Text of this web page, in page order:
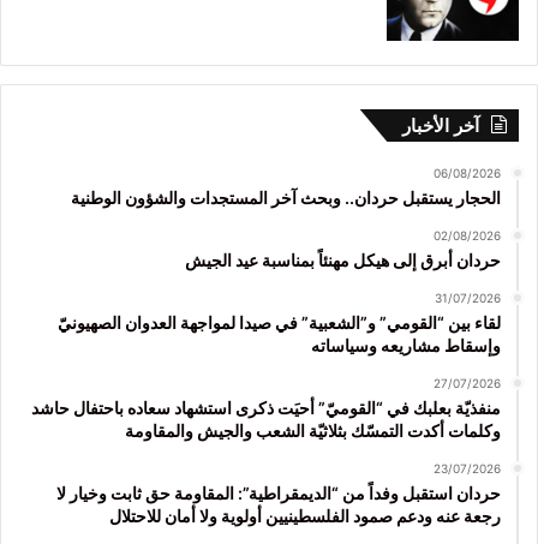
آخر الأخبار
06/08/2026
الحجار يستقبل حردان.. وبحث آخر المستجدات والشؤون الوطنية
02/08/2026
حردان أبرق إلى هيكل مهنئاً بمناسبة عيد الجيش
31/07/2026
لقاء بين “القومي” و”الشعبية” في صيدا لمواجهة العدوان الصهيونيّ
وإسقاط مشاريعه وسياساته
27/07/2026
منفذيّة بعلبك في “القوميّ” أحيَت ذكرى استشهاد سعاده باحتفال حاشد
وكلمات أكدت التمسّك بثلاثيّة الشعب والجيش والمقاومة
23/07/2026
حردان استقبل وفداً من “الديمقراطية”: المقاومة حق ثابت وخيار لا
رجعة عنه ودعم صمود الفلسطينيين أولوية ولا أمان للاحتلال